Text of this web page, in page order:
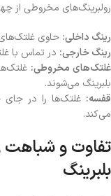
رولبرینگ‌های مخروطی از
رینگ داخلی: حاوی
رینگ خارجی: در تماس با
غلتک‌های مخروطی:
بلبرینگ می‌شوند.
قفسه: غلتک‌ها را در جای
می‌کند.
تفاوت و شباهت
بلبرینگ